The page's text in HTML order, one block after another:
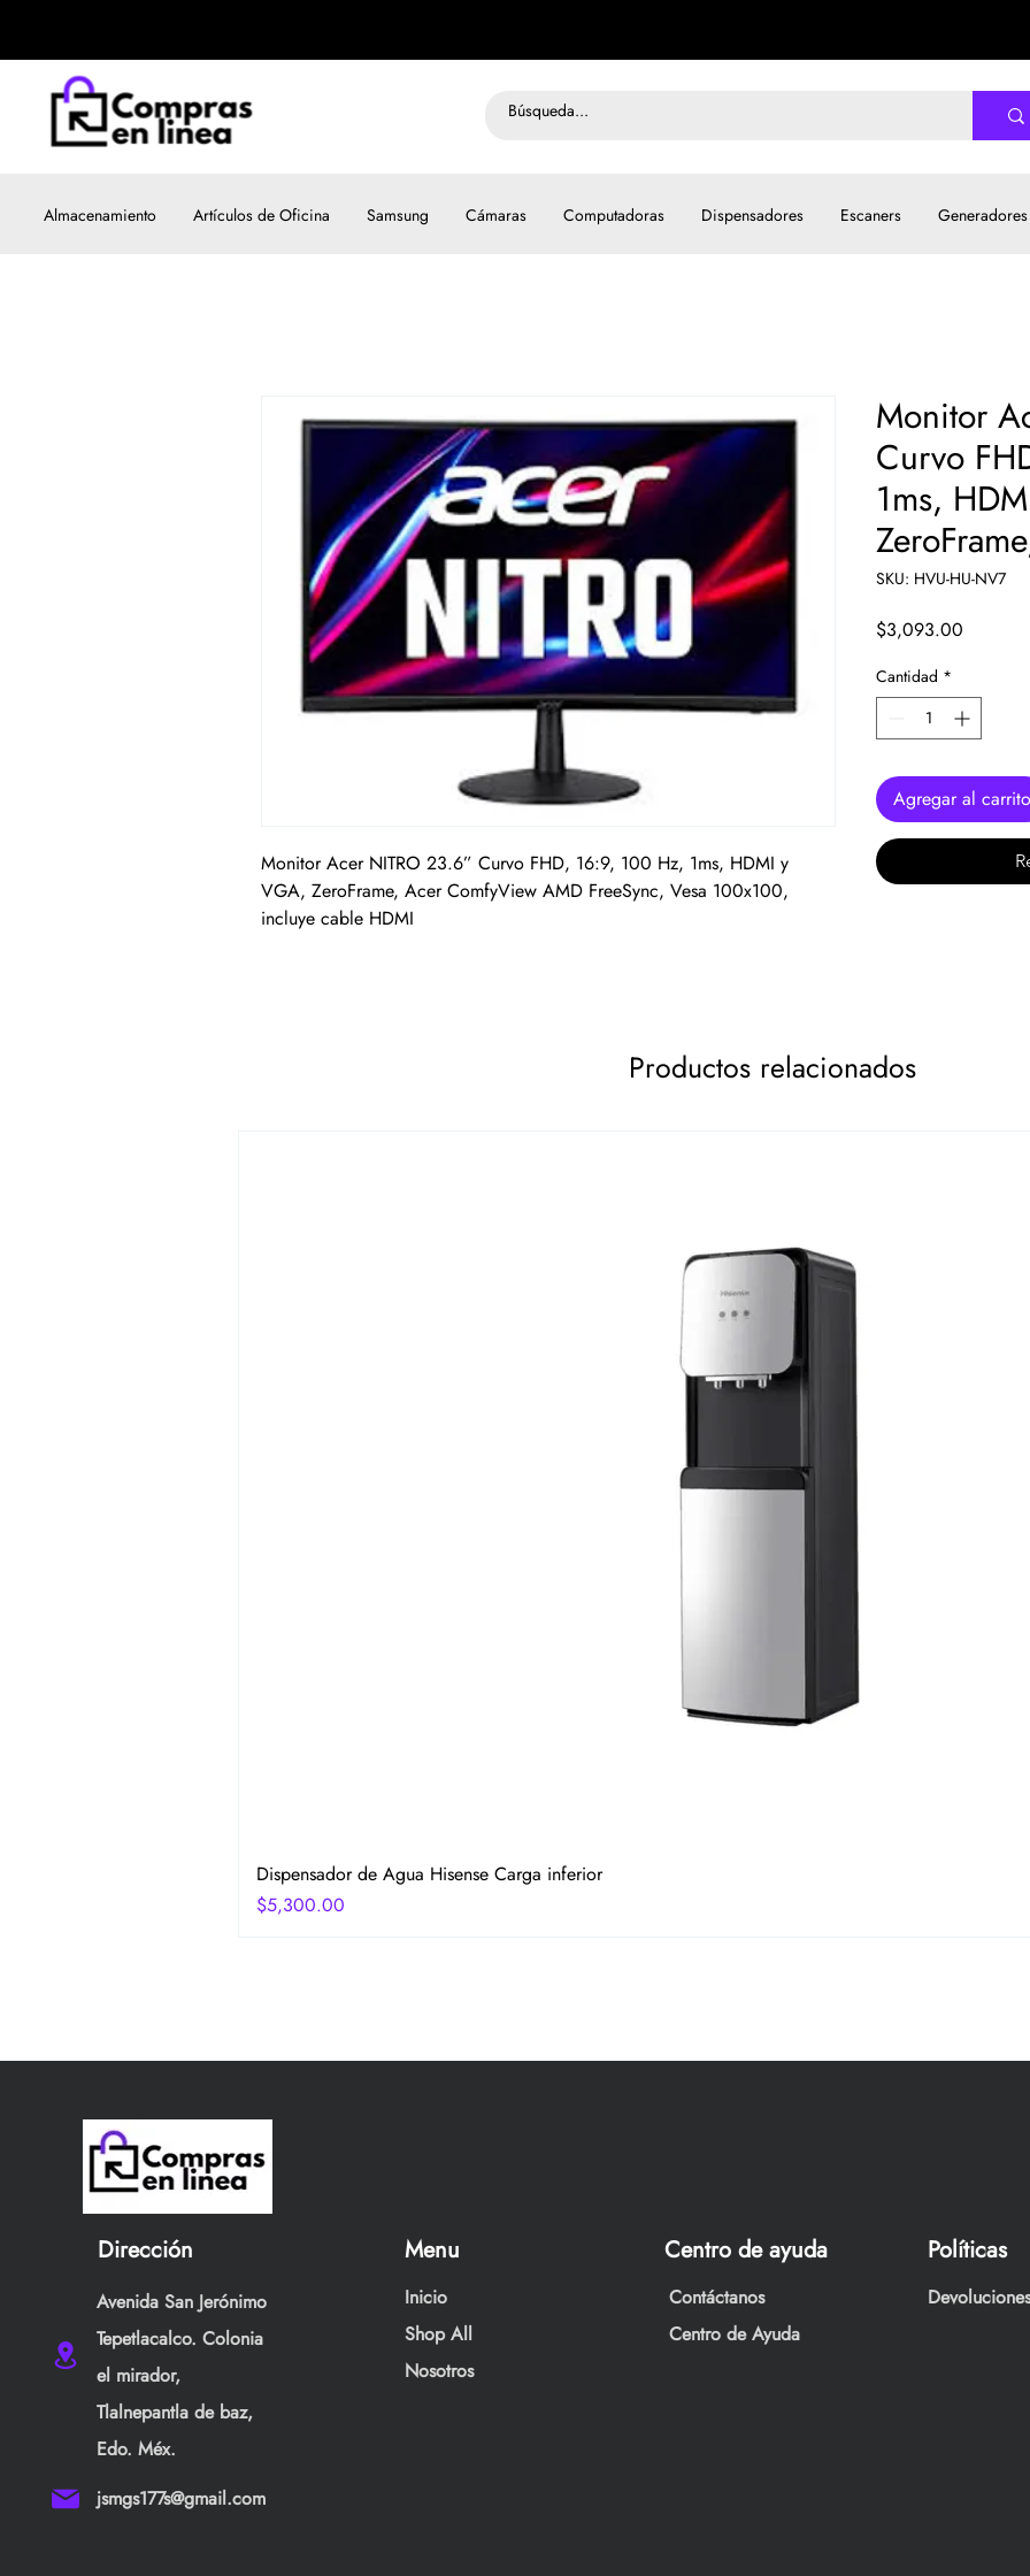
Almacenamiento Artículos de Oficina Samsung Cámaras Computadoras Dispensadores Escaners Generadores
Monitor Acer NITRO 23.6” Curvo FHD, 16:9, 100 Hz, 1ms, HDMI y
VGA, ZeroFrame, Acer ComfyView AMD FreeSync, Vesa 100x100,
incluye cable HDMI
Monitor
Curvo
1ms,
SKU: HVU-HU-NV7
$3,093.00
Cantidad *
Agregar al carrito
Productos relacionados
Dispensador de Agua Hisense Carga inferior
Precio
$5,300.00
Dirección
Avenida San Jerónimo
Tepetlacalco. Colonia
el mirador,
Tlalnepantla de baz,
Edo. Méx.
jsmgs177s@gmail.com
Menu
Inicio
Shop All
Nosotros
Centro de ayuda
Contáctanos
Centro de Ayuda
Políticas